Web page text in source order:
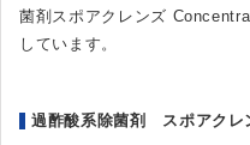
菌剤スポアクレンズ
しています。
過酢酸系除菌剤 スポアク